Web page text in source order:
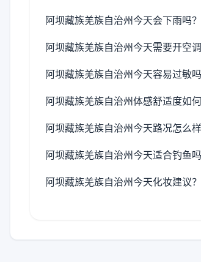
阿坝藏族羌族自治州今天会下雨吗？
阿坝藏族羌族自治州今天需要开空调
阿坝藏族羌族自治州今天容易过敏吗
阿坝藏族羌族自治州体感舒适度如何
阿坝藏族羌族自治州今天路况怎么样
阿坝藏族羌族自治州今天适合钓鱼吗
阿坝藏族羌族自治州今天化妆建议？